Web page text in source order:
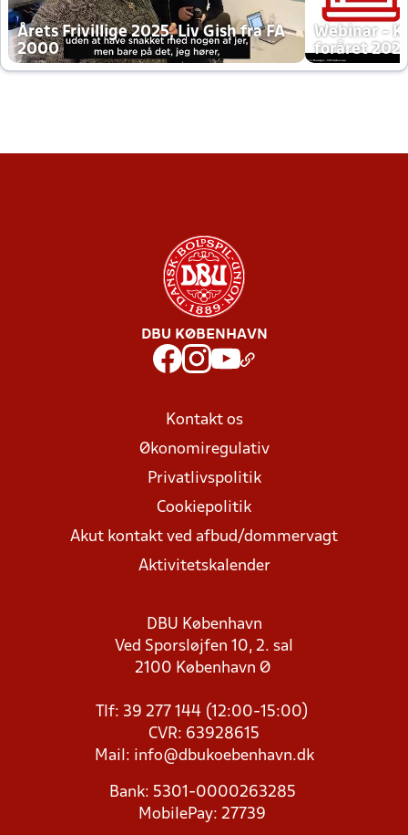
Årets Frivillige 2025, Liv Gish fra FA
2000
Webinar -
foråret
DBU KØBENHAVN
Kontakt os
Økonomiregulativ
Privatlivspolitik
Cookiepolitik
Akut kontakt ved afbud/dommervagt
Aktivitetskalender
DBU København
Ved Sporsløjfen 10, 2. sal
2100 København Ø
Tlf: 39 277 144 (12:00-15:00)
CVR: 63928615
Mail: info@dbukoebenhavn.dk
Bank: 5301-0000263285
MobilePay: 27739